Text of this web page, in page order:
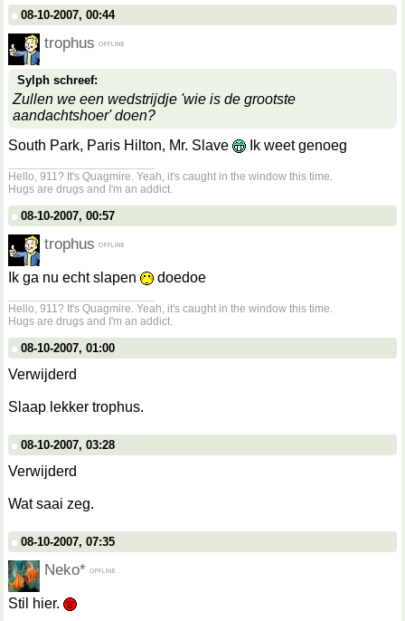
08-10-2007, 00:44
trophus
Sylph schreef:
Zullen we een wedstrijdje 'wie is de grootste
aandachtshoer' doen?
South Park, Paris Hilton, Mr. Slave
Ik weet genoeg
Hello, 911? It's Quagmire. Yeah, it's caught in the window this time.
Hugs are drugs and I'm an addict.
08-10-2007, 00:57
trophus
Ik ga nu echt slapen
doedoe
Hello, 911? It's Quagmire. Yeah, it's caught in the window this time.
Hugs are drugs and I'm an addict.
08-10-2007, 01:00
Verwijderd
Slaap lekker trophus.
08-10-2007, 03:28
Verwijderd
Wat saai zeg.
08-10-2007, 07:35
Neko*
Stil hier.